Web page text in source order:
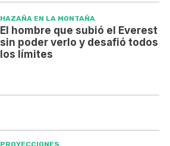
HAZAÑA EN LA MONTAÑA
El hombre que subió el Everest
sin poder verlo y desafió todos
los límites
PROYECCIONES